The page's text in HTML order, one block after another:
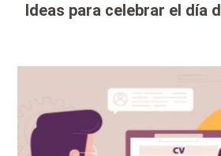
Ideas para celebrar el día